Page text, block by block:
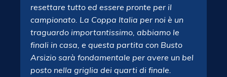
resettare tutto ed essere pronte per il
campionato. La Coppa Italia per noi è un
traguardo importantissimo, abbiamo le
finali in casa, e questa partita con Busto
Arsizio sarà fondamentale per avere un bel
posto nella griglia dei quarti di finale.